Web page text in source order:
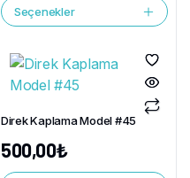
Seçenekler
Direk Kaplama Model #45
500,00₺